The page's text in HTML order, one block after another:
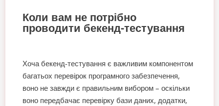
Коли вам не потрібно
проводити бекенд-тестування
Хоча бекенд-тестування є важливим компонентом
багатьох перевірок програмного забезпечення,
воно не завжди є правильним вибором – оскільки
воно передбачає перевірку бази даних, додатки,